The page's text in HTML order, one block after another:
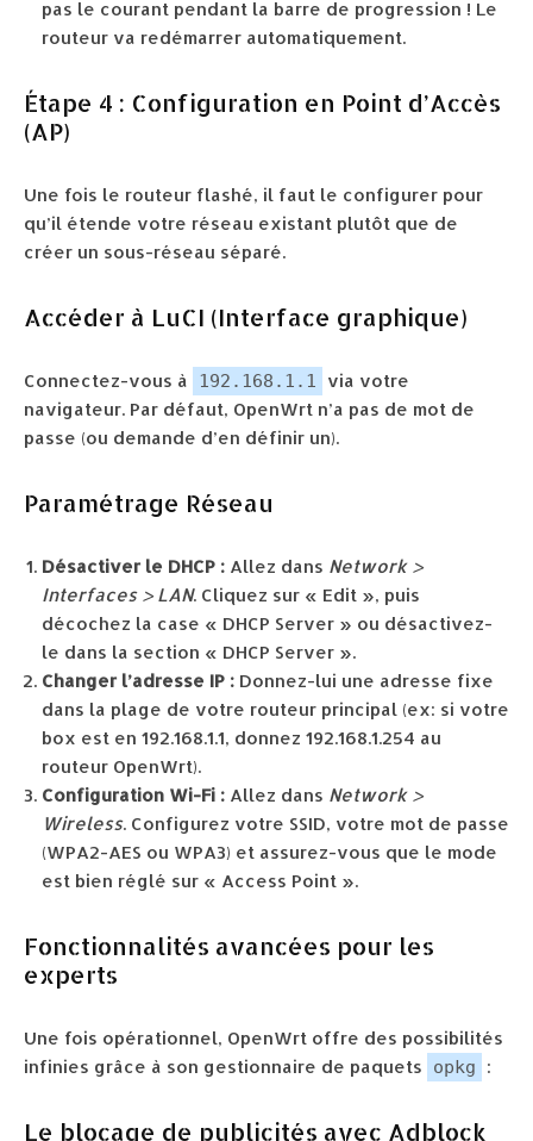
pas le courant pendant la barre de progression ! Le
routeur va redémarrer automatiquement.
Étape 4 : Configuration en Point d’Accès
(AP)
Une fois le routeur flashé, il faut le configurer pour
qu’il étende votre réseau existant plutôt que de
créer un sous-réseau séparé.
Accéder à LuCI (Interface graphique)
Connectez-vous à 192.168.1.1
via votre
navigateur. Par défaut, OpenWrt n’a pas de mot de
passe (ou demande d’en définir un).
Paramétrage Réseau
Désactiver le DHCP : Allez dans Network >
Interfaces > LAN. Cliquez sur « Edit », puis
décochez la case « DHCP Server » ou désactivez-
le dans la section « DHCP Server ».
Changer l’adresse IP : Donnez-lui une adresse fixe
dans la plage de votre routeur principal (ex: si votre
box est en 192.168.1.1, donnez 192.168.1.254 au
routeur OpenWrt).
Configuration Wi-Fi : Allez dans Network >
Wireless. Configurez votre SSID, votre mot de passe
(WPA2-AES ou WPA3) et assurez-vous que le mode
est bien réglé sur « Access Point ».
Fonctionnalités avancées pour les
experts
Une fois opérationnel, OpenWrt offre des possibilités
infinies grâce à son gestionnaire de paquets
opkg :
Le blocage de publicités avec Adblock